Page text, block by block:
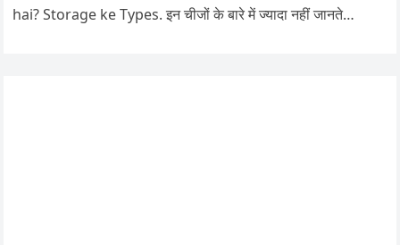
hai? Storage ke Types. इन चीजों के बारे में ज्यादा नहीं जानते…